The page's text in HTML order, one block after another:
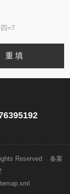
=7
Reserved 备案